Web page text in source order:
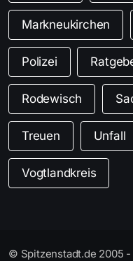
Markneukirchen
Polizei
Rodewisch
Treuen Unfall
Vogtlandkreis
© Spitzenstadt.de 2005 -